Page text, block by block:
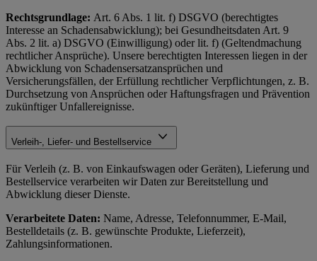
Rechtsgrundlage: Art. 6 Abs. 1 lit. f) DSGVO (berechtigtes
Interesse an Schadensabwicklung); bei Gesundheitsdaten Art. 9
Abs. 2 lit. a) DSGVO (Einwilligung) oder lit. f) (Geltendmachung
rechtlicher Ansprüche). Unsere berechtigten Interessen liegen in der
Abwicklung von Schadensersatzansprüchen und
Versicherungsfällen, der Erfüllung rechtlicher Verpflichtungen, z. B.
Durchsetzung von Ansprüchen oder Haftungsfragen und Prävention
zukünftiger Unfallereignisse.
Verleih-, Liefer- und Bestellservice
Für Verleih (z. B. von Einkaufswagen oder Geräten), Lieferung und
Bestellservice verarbeiten wir Daten zur Bereitstellung und
Abwicklung dieser Dienste.
Verarbeitete Daten: Name, Adresse, Telefonnummer, E-Mail,
Bestelldetails (z. B. gewünschte Produkte, Lieferzeit),
Zahlungsinformationen.